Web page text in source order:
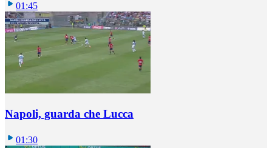
01:45
Napoli, guarda che Lucca
01:30